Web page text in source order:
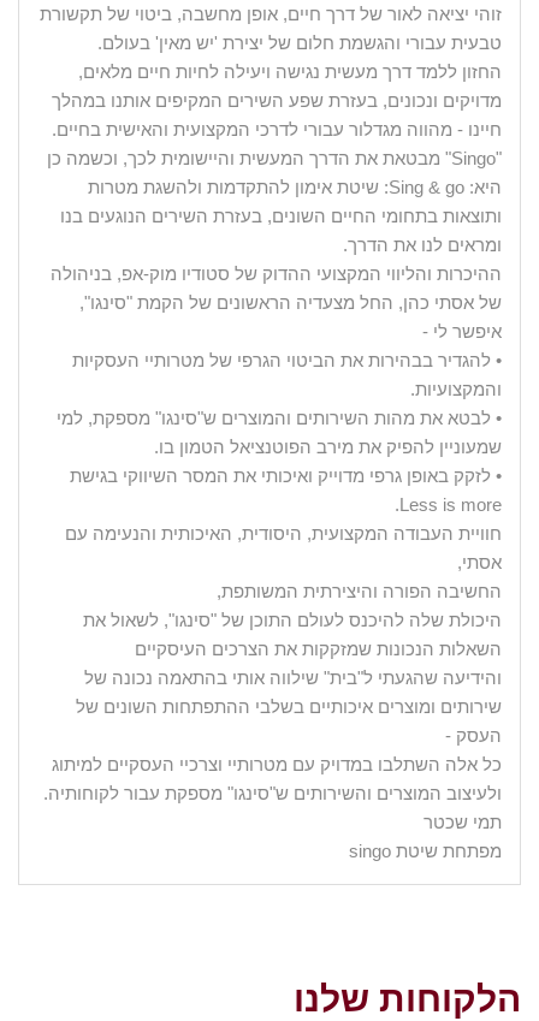
זוהי יציאה לאור של דרך חיים, אופן מחשבה, ביטוי של תקשורת
טבעית עבורי והגשמת חלום של יצירת 'יש מאין' בעולם.
החזון ללמד דרך מעשית נגישה ויעילה לחיות חיים מלאים,
מדויקים ונכונים, בעזרת שפע השירים המקיפים אותנו במהלך
חיינו - מהווה מגדלור עבורי לדרכי המקצועית והאישית בחיים.
"Singo" מבטאת את הדרך המעשית והיישומית לכך, וכשמה כן
היא: Sing & go: שיטת אימון להתקדמות ולהשגת מטרות
ותוצאות בתחומי החיים השונים, בעזרת השירים הנוגעים בנו
ומראים לנו את הדרך.
ההיכרות והליווי המקצועי ההדוק של סטודיו מוק-אפ, בניהולה
של אסתי כהן, החל מצעדיה הראשונים של הקמת "סינגו",
איפשר לי -
• להגדיר בבהירות את הביטוי הגרפי של מטרותיי העסקיות
והמקצועיות.
• לבטא את מהות השירותים והמוצרים ש"סינגו" מספקת, למי
שמעוניין להפיק את מירב הפוטנציאל הטמון בו.
• לזקק באופן גרפי מדוייק ואיכותי את המסר השיווקי בגישת
Less is more.
חוויית העבודה המקצועית, היסודית, האיכותית והנעימה עם
אסתי,
החשיבה הפורה והיצירתית המשותפת,
היכולת שלה להיכנס לעולם התוכן של "סינגו", לשאול את
השאלות הנכונות שמזקקות את הצרכים העיסקיים
והידיעה שהגעתי ל"בית" שילווה אותי בהתאמה נכונה של
שירותים ומוצרים איכותיים בשלבי ההתפתחות השונים של
העסק -
כל אלה השתלבו במדויק עם מטרותיי וצרכיי העסקיים למיתוג
ולעיצוב המוצרים והשירותים ש"סינגו" מספקת עבור לקוחותיה.
תמי שכטר
מפתחת שיטת singo
הלקוחות שלנו